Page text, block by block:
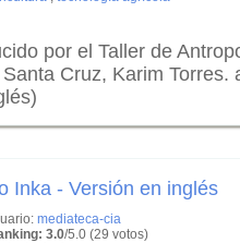
por el Taller de
Cruz, Karim Torres.
Inka - Versión en inglés
mediateca-cia
3.0/5.0 (29 votos)